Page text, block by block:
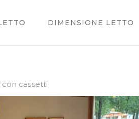
DIMENSIONE LETTO
con cassetti